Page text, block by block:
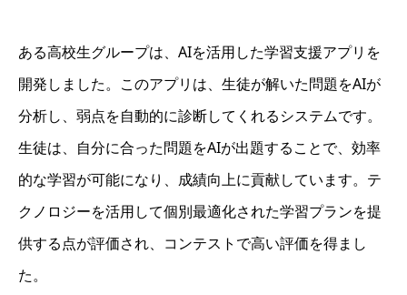
ある高校生グループは、AIを活用した学習支援アプリを
開発しました。このアプリは、生徒が解いた問題をAIが
分析し、弱点を自動的に診断してくれるシステムです。
生徒は、自分に合った問題をAIが出題することで、効率
的な学習が可能になり、成績向上に貢献しています。テ
クノロジーを活用して個別最適化された学習プランを提
供する点が評価され、コンテストで高い評価を得まし
た。